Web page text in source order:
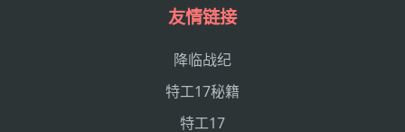
友情链接
降临战纪
特工17秘籍
特工17